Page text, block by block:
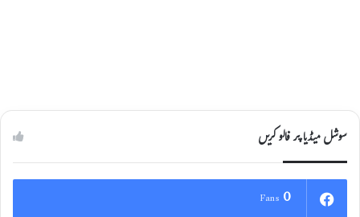
سوشل میڈیا پر فالو کریں
0
Fans